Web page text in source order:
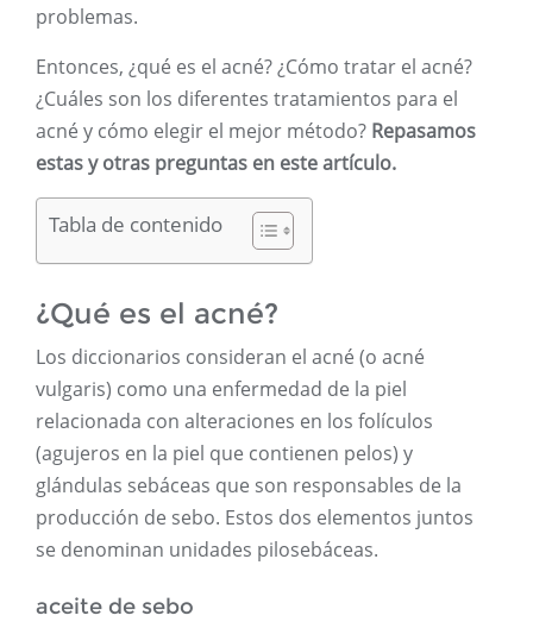
problemas.
Entonces, ¿qué es el acné? ¿Cómo tratar el acné?
¿Cuáles son los diferentes tratamientos para el
acné y cómo elegir el mejor método? Repasamos
estas y otras preguntas en este artículo.
Tabla de contenido
¿Qué es el acné?
Los diccionarios consideran el acné (o acné
vulgaris) como una enfermedad de la piel
relacionada con alteraciones en los folículos
(agujeros en la piel que contienen pelos) y
glándulas sebáceas que son responsables de la
producción de sebo. Estos dos elementos juntos
se denominan unidades pilosebáceas.
aceite de sebo